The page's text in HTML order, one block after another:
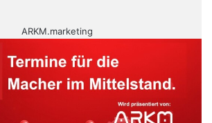
ARKM.marketing